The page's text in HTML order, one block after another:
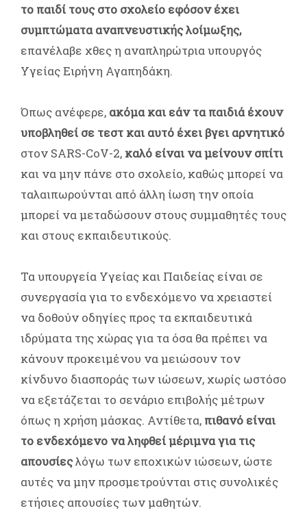
το παιδί τους στο σχολείο εφόσον έχει
συμπτώματα αναπνευστικής λοίμωξης,
επανέλαβε χθες η αναπληρώτρια υπουργός
Υγείας Ειρήνη Αγαπηδάκη.
Όπως ανέφερε, ακόμα και εάν τα παιδιά έχουν
υποβληθεί σε τεστ και αυτό έχει βγει αρνητικό
στον SARS-CoV-2, καλό είναι να μείνουν σπίτι
και να μην πάνε στο σχολείο, καθώς μπορεί να
ταλαιπωρούνται από άλλη ίωση την οποία
μπορεί να μεταδώσουν στους συμμαθητές τους
και στους εκπαιδευτικούς.
Τα υπουργεία Υγείας και Παιδείας είναι σε
συνεργασία για το ενδεχόμενο να χρειαστεί
να δοθούν οδηγίες προς τα εκπαιδευτικά
ιδρύματα της χώρας για τα όσα θα πρέπει να
κάνουν προκειμένου να μειώσουν τον
κίνδυνο διασποράς των ιώσεων, χωρίς ωστόσο
να εξετάζεται το σενάριο επιβολής μέτρων
όπως η χρήση μάσκας. Αντίθετα, πιθανό είναι
το ενδεχόμενο να ληφθεί μέριμνα για τις
απουσίεςλόγω των εποχικών ιώσεων, ώστε
αυτές να μην προσμετρούνται στις συνολικές
ετήσιες απουσίες των μαθητών.